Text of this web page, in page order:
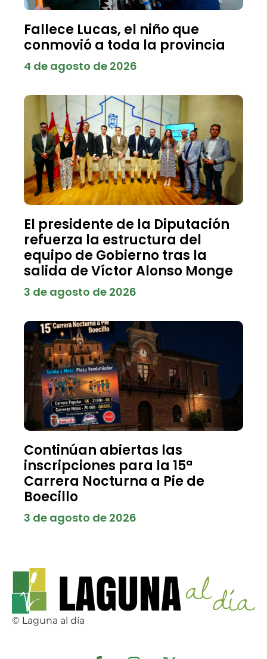
Fallece Lucas, el niño que
conmovió a toda la provincia
4 de agosto de 2026
El presidente de la Diputación
refuerza la estructura del
equipo de Gobierno tras la
salida de Víctor Alonso Monge
3 de agosto de 2026
Continúan abiertas las
inscripciones para la 15ª
Carrera Nocturna a Pie de
Boecillo
3 de agosto de 2026
© Laguna al día